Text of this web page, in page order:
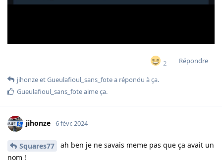
2 Répondre
jihonzeetGueulafioul_sans_fotea répondu à ça.
Gueulafioul_sans_foteaime ça.
jihonze 6 févr. 2024
Squares77
ah ben je ne savais meme pas que ça avait un
nom !